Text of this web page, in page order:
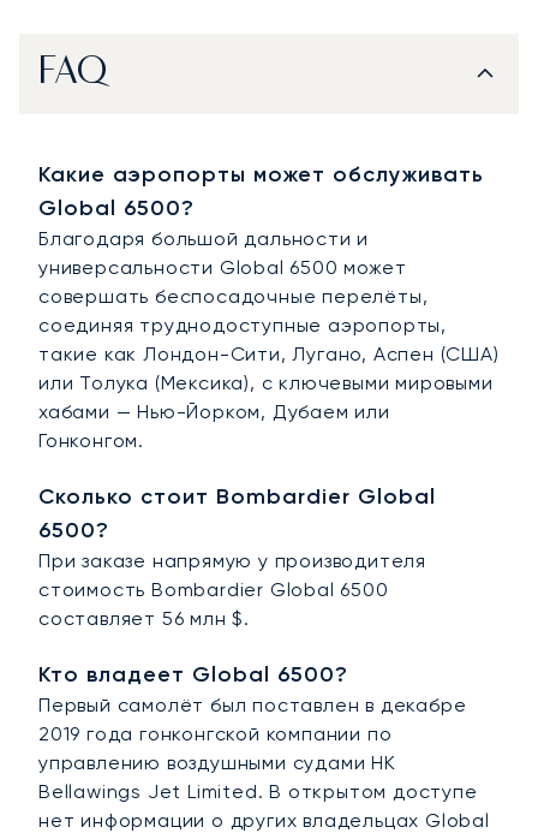
FAQ
Какие аэропорты может обслуживать
Global 6500?
Благодаря большой дальности и
универсальности Global 6500 может
совершать беспосадочные перелёты,
соединяя труднодоступные аэропорты,
такие как Лондон-Сити, Лугано, Аспен (США)
или Толука (Мексика), с ключевыми мировыми
хабами — Нью-Йорком, Дубаем или
Гонконгом.
Сколько стоит Bombardier Global
6500?
При заказе напрямую у производителя
стоимость Bombardier Global 6500
составляет 56 млн $.
Кто владеет Global 6500?
Первый самолёт был поставлен в декабре
2019 года гонконгской компании по
управлению воздушными судами HK
Bellawings Jet Limited. В открытом доступе
нет информации о других владельцах Global